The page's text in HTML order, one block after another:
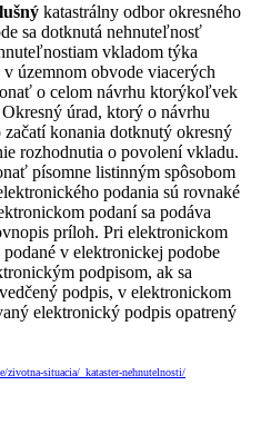
katastrálny odbor okresného
sa dotknutá nehnuteľnosť
vkladom týka
územnom obvode viacerých
o celom návrhu ktorýkoľvek
úrad, ktorý o návrhu
konania dotknutý okresný
rozhodnutia o povolení vkladu.
písomne listinným spôsobom
podania sú rovnaké
podaní sa podáva
príloh. Pri elektronickom
v elektronickej podobe
podpisom, ak sa
podpis, v elektronickom
elektronický podpis opatrený
situacia/_kataster-nehnutelnosti/